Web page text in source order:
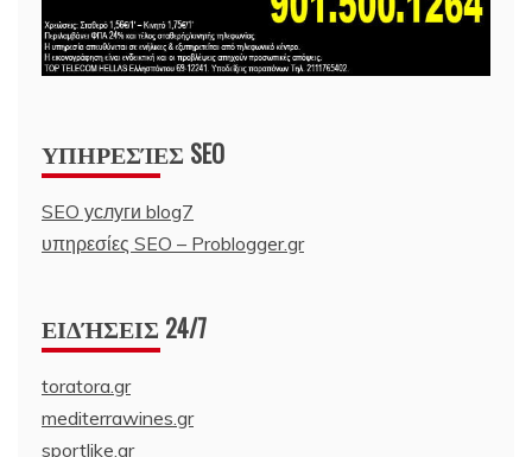
ΥΠΗΡΕΣΊΕΣ SEO
SEO услуги blog7
υπηρεσίες SEO – Problogger.gr
ΕΙΔΉΣΕΙΣ 24/7
toratora.gr
mediterrawines.gr
sportlike.gr